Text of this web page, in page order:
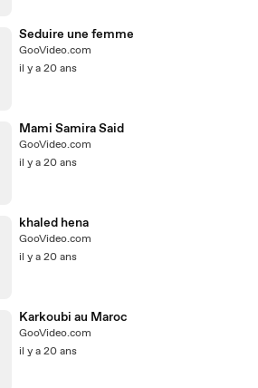
Seduire une femme
GooVideo.com
il y a 20 ans
Mami Samira Said
GooVideo.com
il y a 20 ans
khaled hena
GooVideo.com
il y a 20 ans
Karkoubi au Maroc
GooVideo.com
il y a 20 ans